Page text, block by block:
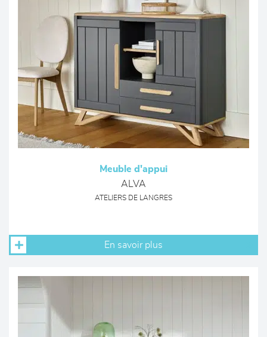
Meuble d'appui
ALVA
ATELIERS DE LANGRES
En savoir plus